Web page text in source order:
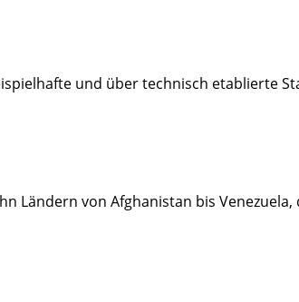
und über technisch etablierte
Ländern von Afghanistan bis Venezuela,